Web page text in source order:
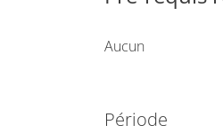
Aucun
Période